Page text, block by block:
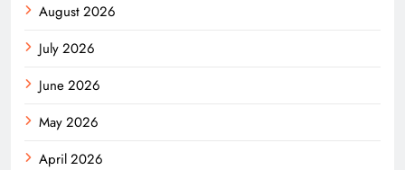
August 2026
July 2026
June 2026
May 2026
April 2026